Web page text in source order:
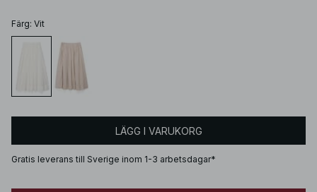
Färg: Vit
LÄGG I VARUKORG
Gratis leverans till Sverige inom 1-3 arbetsdagar*